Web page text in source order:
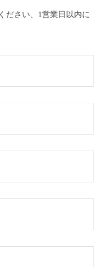
ださい、1営業日以内に